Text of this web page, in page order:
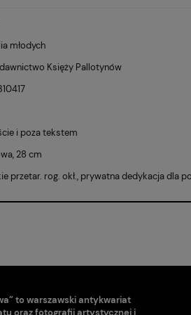
młodych
Księży Pallotynów
i poza tekstem
28 cm
przetar. rog. okł., prywatna dedykacja dla
to warszawski antykwariat
oraz fotografii artystycznej i